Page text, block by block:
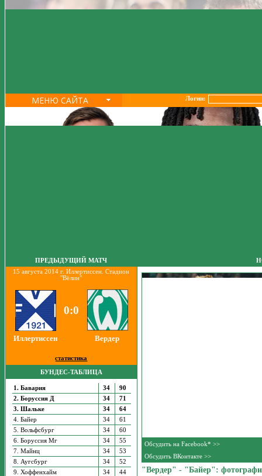
МЕНЮ САЙТА Логин:
ПРЕДЫДУЩИЙ МАТЧ
15 августа 2014 г. Иллертиссен. Стадион
"Вёлин"
0:0
Иллертиссен Вердер
статистика
БУНДЕС-ТАБЛИЦА
1. Бавария 34
90
2. Боруссия Д
34
71
3. Шальке
34
64
4. Байер
34
61
5. Вольфсбург
34
60
6. Боруссия Мг
34
55
7. Майнц
34
53
8. Аугсбург
34
52
9. Хоффенхайм
34 44
Обсудить на Facebook* >>
Обсудить ВКонтакте >>
"Вердер" - "Байер":